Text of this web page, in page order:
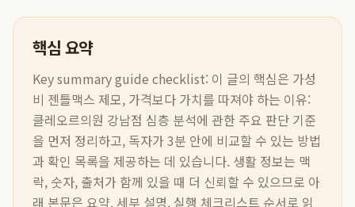
핵심 요약
Key summary guide checklist: 이 글의 핵심은 가성
비 젠틀맥스 제모, 가격보다 가치를 따져야 하는 이유:
클레오르의원 강남점 심층 분석에 관한 주요 판단 기준
을 먼저 정리하고, 독자가 3분 안에 비교할 수 있는 방법
과 확인 목록을 제공하는 데 있습니다. 생활 정보는 맥
락, 숫자, 출처가 함께 있을 때 더 신뢰할 수 있으므로 아
래 본문은 요약, 세부 설명, 실행 체크리스트 순서로 읽